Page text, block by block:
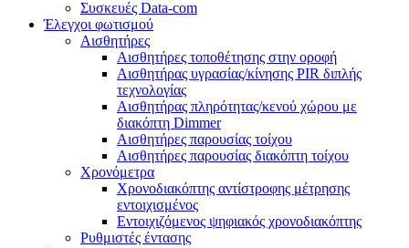
Συσκευές Data-com
Έλεγχοι φωτισμού
Αισθητήρες
Αισθητήρες τοποθέτησης στην οροφή
Αισθητήρας υγρασίας/κίνησης PIR διπλής
τεχνολογίας
Αισθητήρας πληρότητας/κενού χώρου με
διακόπτη Dimmer
Αισθητήρες παρουσίας τοίχου
Αισθητήρες παρουσίας διακόπτη τοίχου
Χρονόμετρα
Χρονοδιακόπτης αντίστροφης μέτρησης
εντοιχισμένος
Εντοιχιζόμενος ψηφιακός χρονοδιακόπτης
Ρυθμιστές έντασης